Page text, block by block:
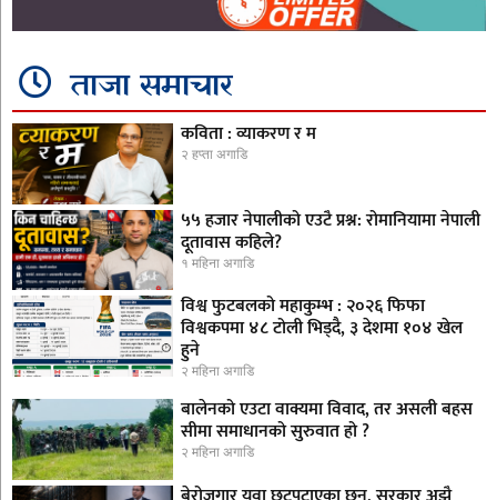
ताजा समाचार
कविता : व्याकरण र म
२ हप्ता अगाडि
५५ हजार नेपालीको एउटै प्रश्न: रोमानियामा नेपाली
दूतावास कहिले?
१ महिना अगाडि
विश्व फुटबलको महाकुम्भ : २०२६ फिफा
विश्वकपमा ४८ टोली भिड्दै, ३ देशमा १०४ खेल
हुने
२ महिना अगाडि
बालेनको एउटा वाक्यमा विवाद, तर असली बहस
सीमा समाधानको सुरुवात हो ?
२ महिना अगाडि